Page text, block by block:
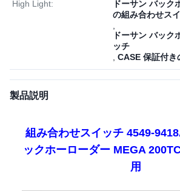
High Light:
ドーサン バック
の組み合わせス
ドーサン バック
ッチ
CASE 保証付き
製品説明
組み合わせスイッチ 4549-
ックホーローダー MEGA
用